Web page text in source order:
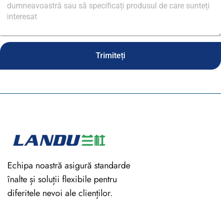
Trimiteți
Echipa noastră asigură standarde
înalte și soluții flexibile pentru
diferitele nevoi ale clienților.